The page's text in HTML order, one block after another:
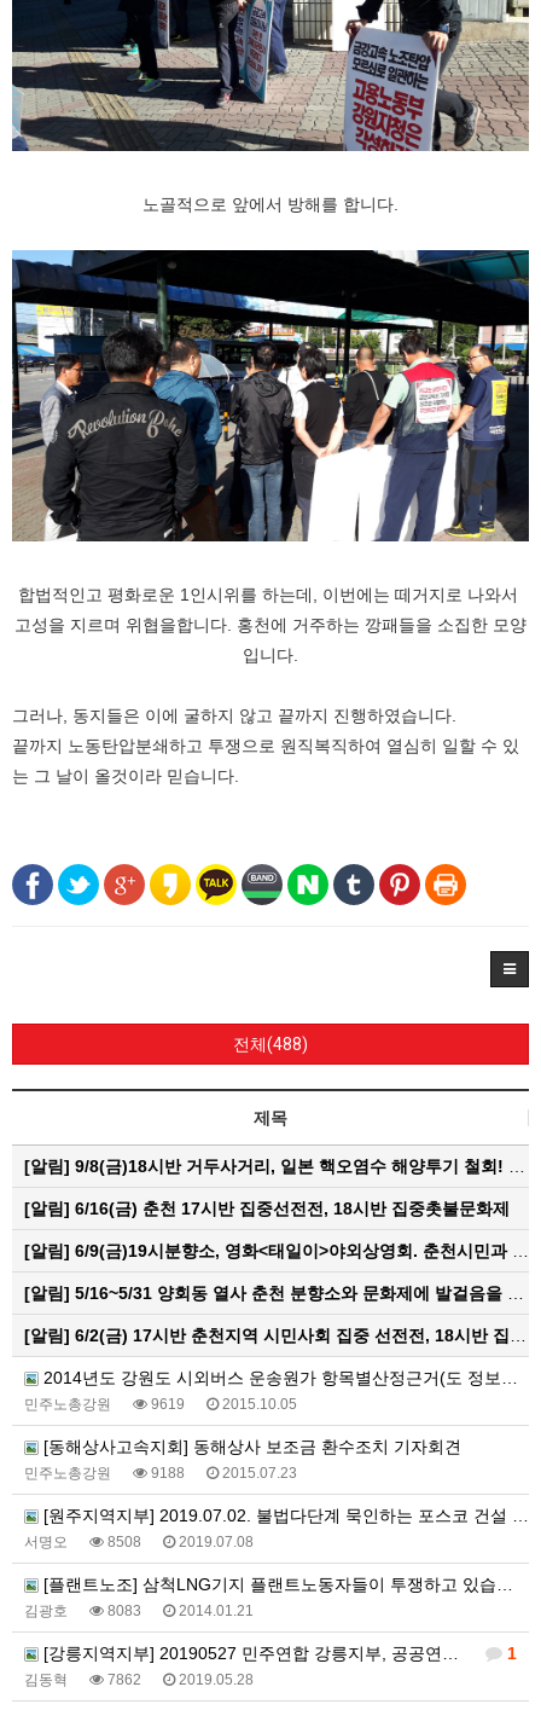
노골적으로 앞에서 방해를 합니다.
합법적인고 평화로운 1인시위를 하는데, 이번에는 떼거지로 나와서
고성을 지르며 위협을합니다. 홍천에 거주하는 깡패들을 소집한 모양
입니다.
그러나, 동지들은 이에 굴하지 않고 끝까지 진행하였습니다.
끝까지 노동탄압분쇄하고 투쟁으로 원직복직하여 열심히 일할 수 있
는 그 날이 올것이라 믿습니다.
전체(488)
제목
[알림] 9/8(금)18시반 거두사거리, 일본 핵오염수 해양투기 철회! 춘천시민대회
[알림] 6/16(금) 춘천 17시반 집중선전전, 18시반 집중촛불문화제
[알림] 6/9(금)19시분향소, 영화<태일이>야외상영회. 춘천시민과 함께하는 한여름밤의 영화산책
[알림] 5/16~5/31 양회동 열사 춘천 분향소와 문화제에 발걸음을 내어주신 모든 분들께 감사인사를 올립니다.
[알림] 6/2(금) 17시반 춘천지역 시민사회 집중 선전전, 18시반 집중 촛불문화제
2014년도 강원도 시외버스 운송원가 항목별산정근거(도 정보공개)
민주노총강원 9619 2015.10.05
[동해상사고속지회] 동해상사 보조금 환수조치 기자회견
민주노총강원 9188 2015.07.23
[원주지역지부] 2019.07.02. 불법다단계 묵인하는 포스코 건설 규탄 건설노조 강원건설기계지부 원주지회 총파업 투쟁 승리 결의대회
서명오 8508 2019.07.08
[플랜트노조] 삼척LNG기지 플랜트노동자들이 투쟁하고 있습니다.
김광호 8083 2014.01.21
1
[강릉지역지부] 20190527 민주연합 강릉지부, 공공연대 한국도로공사 톨게이트 요금수납원 직고용 결의대회
김동혁 7862 2019.05.28